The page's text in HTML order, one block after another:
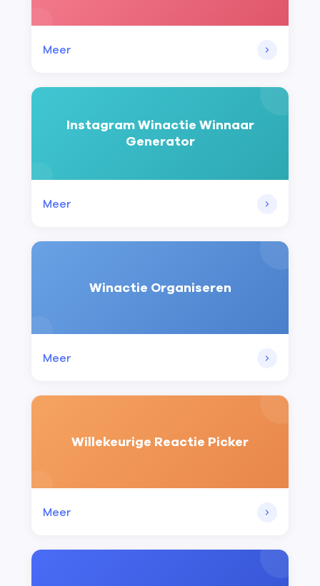
Meer
Instagram Winactie Winnaar
Generator
Meer
Winactie Organiseren
Meer
Willekeurige Reactie Picker
Meer